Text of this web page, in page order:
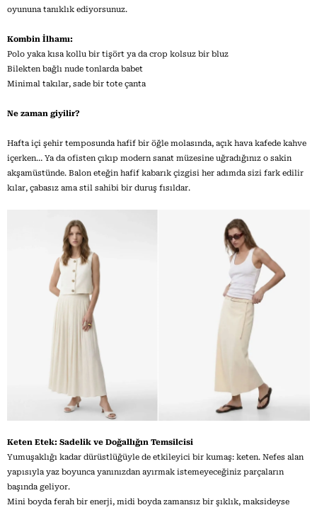
oyununa tanıklık ediyorsunuz.
Kombin İlhamı:
Polo yaka kısa kollu bir tişört ya da crop kolsuz bir bluz
Bilekten bağlı nude tonlarda babet
Minimal takılar, sade bir tote çanta
Ne zaman giyilir?
Hafta içi şehir temposunda hafif bir öğle molasında, açık hava kafede kahve
içerken… Ya da ofisten çıkıp modern sanat müzesine uğradığınız o sakin
akşamüstünde. Balon eteğin hafif kabarık çizgisi her adımda sizi fark edilir
kılar, çabasız ama stil sahibi bir duruş fısıldar.
Keten Etek: Sadelik ve Doğallığın Temsilcisi
Yumuşaklığı kadar dürüstlüğüyle de etkileyici bir kumaş: keten. Nefes alan
yapısıyla yaz boyunca yanınızdan ayırmak istemeyeceğiniz parçaların
başında geliyor.
Mini boyda ferah bir enerji, midi boyda zamansız bir şıklık, maksideyse